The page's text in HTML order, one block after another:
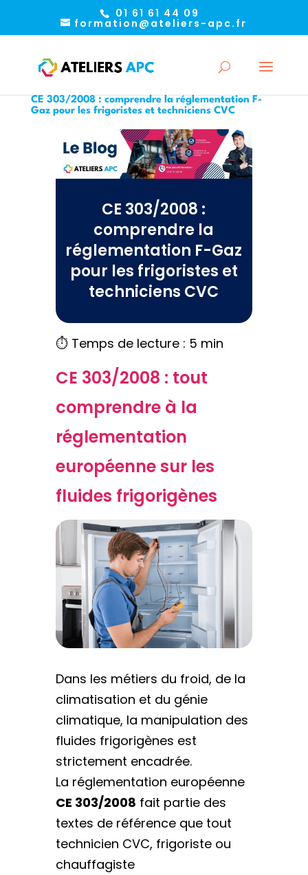
01 61 61 44 09
formation@ateliers-apc.fr
CE 303/2008 : comprendre la réglementation F-
Gaz pour les frigoristes et techniciens CVC
CE 303/2008 :
comprendre la
réglementation F-Gaz
pour les frigoristes et
techniciens CVC
⏱️ Temps de lecture : 5 min
CE 303/2008 : tout
comprendre à la
réglementation
européenne sur les
fluides frigorigènes
Dans les métiers du froid, de la
climatisation et du génie
climatique, la manipulation des
fluides frigorigènes est
strictement encadrée.
La réglementation européenne
CE 303/2008 fait partie des
textes de référence que tout
technicien CVC, frigoriste ou
chauffagiste